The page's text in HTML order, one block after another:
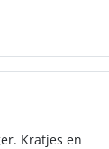
Kratjes en